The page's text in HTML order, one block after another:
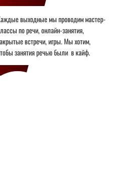
выходные мы проводим мастер-
по речи, онлайн-занятия,
встречи, игры. Мы хотим,
занятия речью были в кайф.